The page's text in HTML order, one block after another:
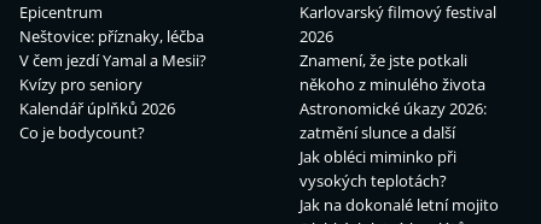
Epicentrum
Neštovice: příznaky, léčba
V čem jezdí Yamal a Mesii?
Kvízy pro seniory
Kalendář úplňků 2026
Co je bodycount?
Karlovarský filmový festival
2026
Znamení, že jste potkali
někoho z minulého života
Astronomické úkazy 2026:
zatmění slunce a další
Jak obléci miminko při
vysokých teplotách?
Jak na dokonalé letní mojito